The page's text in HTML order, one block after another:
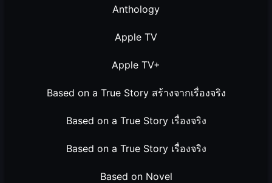
Anthology
Apple TV
Apple TV+
Based on a True Story สร้างจากเรื่องจริง
Based on a True Story เรื่องจริง
Based on a True Story เรื่องจริง
Based on Novel